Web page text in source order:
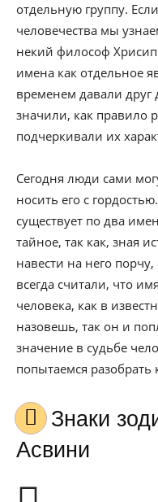
отдельную группу.
человечества мы
некий философ
имена как отдельное
временем давали друг
значили, как правило
подчеркивали их
Сегодня люди сами
носить его с
существует по два
тайное, так как, зная
навести на него
всегда считали, что
человека, как в
назовешь, так он и
значение в судьбе
попытаемся разобрать
Знаки зодиака для имени
Асвини